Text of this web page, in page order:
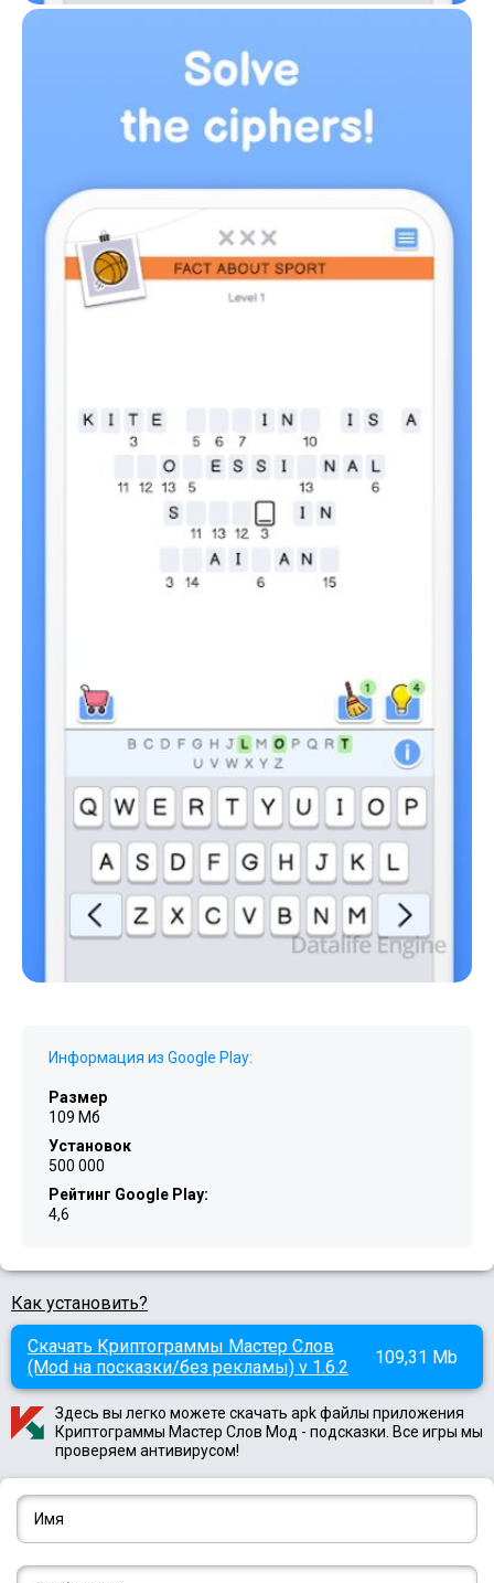
Информация из Google Play:
Размер
109 Мб
Установок
500 000
Рейтинг Google Play:
4,6
Как установить?
Скачать Криптограммы Мастер Слов
(Mod на посказки/без рекламы) v 1.6.2
109,31 Mb
Здесь вы легко можете скачать apk файлы приложения
Криптограммы Мастер Слов Мод - подсказки. Все игры мы
проверяем антивирусом!